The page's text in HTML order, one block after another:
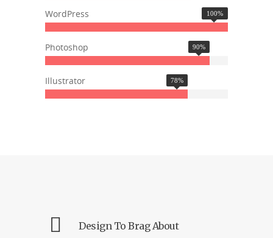
WordPress 100%
Photoshop 90%
Illustrator 78%
Design To Brag About